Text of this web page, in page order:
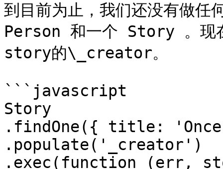
到目前为止，我们还没有做任
Person 和一个 Story 。现
story的\_creator。
```javascript
Story
.findOne({ title:
.populate('_creator')
.exec(function (err,